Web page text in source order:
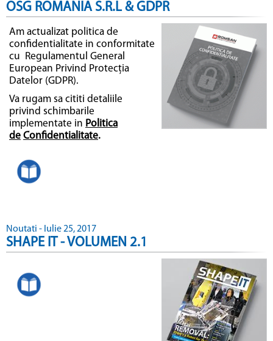
OSG ROMANIA S.R.L & GDPR
Am actualizat politica de
confidentialitate in conformitate
cu Regulamentul General
European Privind Protecția
Datelor (GDPR).
Va rugam sa cititi detaliile
privind schimbarile
implementate in Politica
de Confidentialitate.
Noutati - Iulie 25, 2017
SHAPE IT - VOLUMEN 2.1